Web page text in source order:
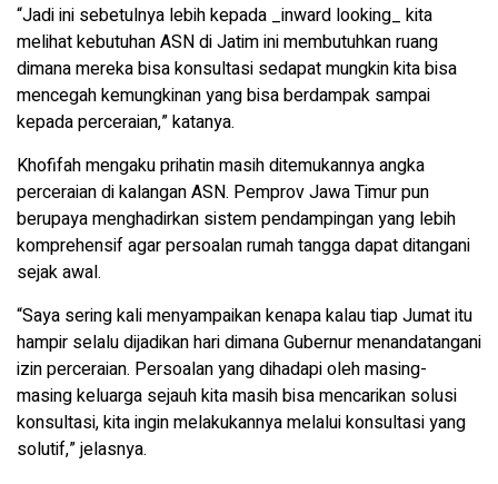
“Jadi ini sebetulnya lebih kepada _inward looking_ kita
melihat kebutuhan ASN di Jatim ini membutuhkan ruang
dimana mereka bisa konsultasi sedapat mungkin kita bisa
mencegah kemungkinan yang bisa berdampak sampai
kepada perceraian,” katanya.
Khofifah mengaku prihatin masih ditemukannya angka
perceraian di kalangan ASN. Pemprov Jawa Timur pun
berupaya menghadirkan sistem pendampingan yang lebih
komprehensif agar persoalan rumah tangga dapat ditangani
sejak awal.
“Saya sering kali menyampaikan kenapa kalau tiap Jumat itu
hampir selalu dijadikan hari dimana Gubernur menandatangani
izin perceraian. Persoalan yang dihadapi oleh masing-
masing keluarga sejauh kita masih bisa mencarikan solusi
konsultasi, kita ingin melakukannya melalui konsultasi yang
solutif,” jelasnya.